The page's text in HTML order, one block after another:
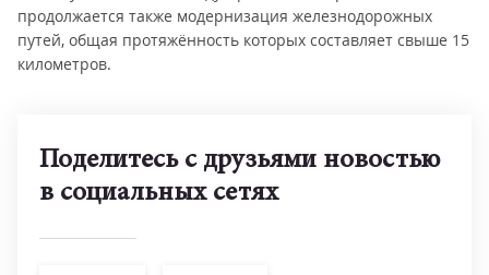
продолжается также модернизация железнодорожных
путей, общая протяжённость которых составляет свыше 15
километров.
Поделитесь с друзьями новостью
в социальных сетях